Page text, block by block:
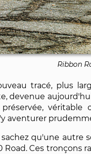
Ribbon
tracé, plus
devenue
aventurer
sachez qu'une
Road. Ces